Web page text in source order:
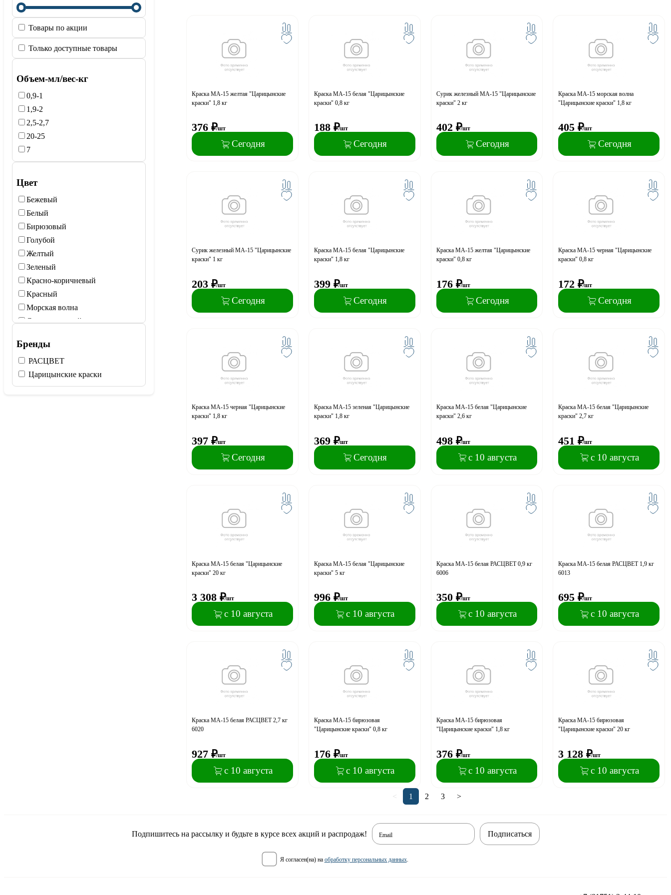
Товары по акции
Только доступные товары
Объем-мл/вес-кг
0,9-1
1,9-2
2,5-2,7
20-25
7
Цвет
Бежевый
Белый
Бирюзовый
Голубой
Желтый
Зеленый
Красно-коричневый
Красный
Морская волна
Светло-зеленый
Синий
Черный
Ярко-зеленый
Бренды
РАСЦВЕТ
Царицынские краски
Краска МА-15 желтая "Царицынские
краски" 1,8 кг
376 ₽/шт
Сегодня
Краска МА-15 белая "Царицынские
краски" 0,8 кг
188 ₽/шт
Сегодня
Сурик железный МА-15 "Царицынские
краски" 2 кг
402 ₽/шт
Сегодня
Краска МА-15 морская волна
"Царицынские краски" 1,8 кг
405 ₽/шт
Сегодня
Сурик железный МА-15 "Царицынские
краски" 1 кг
203 ₽/шт
Сегодня
Краска МА-15 белая "Царицынские
краски" 1,8 кг
399 ₽/шт
Сегодня
Краска МА-15 желтая "Царицынские
краски" 0,8 кг
176 ₽/шт
Сегодня
Краска МА-15 черная "Царицынские
краски" 0,8 кг
172 ₽/шт
Сегодня
Краска МА-15 черная "Царицынские
краски" 1,8 кг
397 ₽/шт
Сегодня
Краска МА-15 зеленая "Царицынские
краски" 1,8 кг
369 ₽/шт
Сегодня
Краска МА-15 белая "Царицынские
краски" 2,6 кг
498 ₽/шт
с 10 августа
Краска МА-15 белая "Царицынские
краски" 2,7 кг
451 ₽/шт
с 10 августа
Краска МА-15 белая "Царицынские
краски" 20 кг
3 308 ₽/шт
с 10 августа
Краска МА-15 белая "Царицынские
краски" 5 кг
996 ₽/шт
с 10 августа
Краска МА-15 белая РАСЦВЕТ 0,9 кг
6006
350 ₽/шт
с 10 августа
Краска МА-15 белая РАСЦВЕТ 1,9 кг
6013
695 ₽/шт
с 10 августа
Краска МА-15 белая РАСЦВЕТ 2,7 кг
6020
927 ₽/шт
с 10 августа
Краска МА-15 бирюзовая
"Царицынские краски" 0,8 кг
176 ₽/шт
с 10 августа
Краска МА-15 бирюзовая
"Царицынские краски" 1,8 кг
376 ₽/шт
с 10 августа
Краска МА-15 бирюзовая
"Царицынские краски" 20 кг
3 128 ₽/шт
с 10 августа
< 1 2 3 >
Подпишитесь на рассылку и будьте в курсе всех акций и распродаж! Email
я согласен(на) на обработку персональных данных.
Подписаться